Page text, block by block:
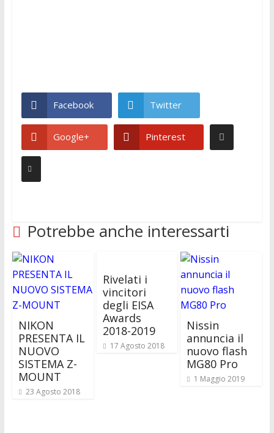
Facebook Twitter
Google+ Pinterest
Potrebbe anche interessarti
NIKON
PRESENTA IL
NUOVO
SISTEMA Z-
MOUNT
23 Agosto 2018
Rivelati i
vincitori
degli EISA
Awards
2018-2019
17 Agosto 2018
Nissin
annuncia il
nuovo flash
MG80 Pro
1 Maggio 2019